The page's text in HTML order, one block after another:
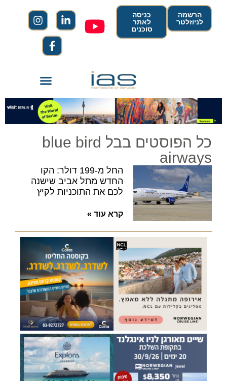
הרשמה
לניוזלטר
כניסה
לאתר
סוכנים
כל הפוסטים בבל blue bird
airways
החל מ-199 דולר: הקו
החדש מתל אביב שישנה
לכם את התוכניות לקיץ
קרא עוד »